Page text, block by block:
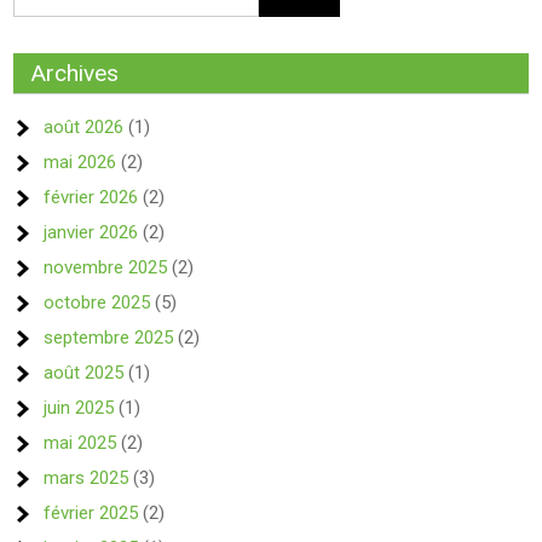
Archives
août 2026 (1)
mai 2026 (2)
février 2026 (2)
janvier 2026 (2)
novembre 2025 (2)
octobre 2025 (5)
septembre 2025 (2)
août 2025 (1)
juin 2025 (1)
mai 2025 (2)
mars 2025 (3)
février 2025 (2)